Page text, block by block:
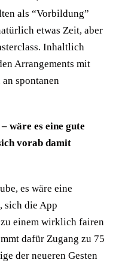
als “Vorbildung”
etwas Zeit, aber
Inhaltlich
Arrangements mit
spontanen
– wäre es eine gute
vorab damit
es wäre eine
sich die App
einem wirklich fairen
dafür Zugang zu 75
der neueren Gesten